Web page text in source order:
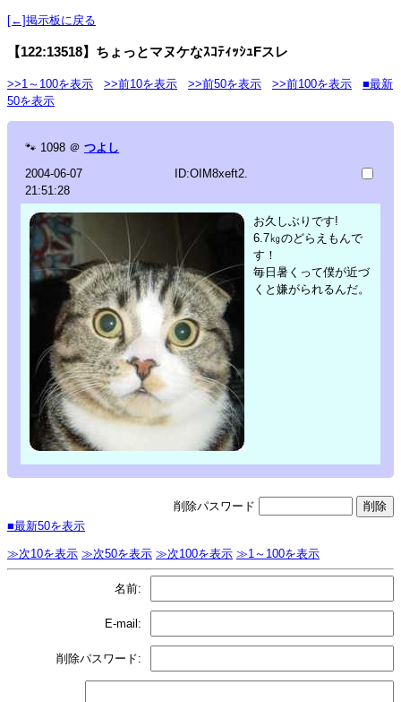
[←]掲示板に戻る
【122:13518】ちょっとマヌケなｽｺﾃｨｯｼｭFスレ
>>1～100を表示 >>前10を表示 >>前50を表示 >>前100を表示
■最新
50を表示
🐾 1098 ＠ つよし
2004-06-07
21:51:28
ID:OIM8xeft2.
お久しぶりです!
6.7㎏のどらえもんで
す！
毎日暑くって僕が近づ
くと嫌がられるんだ。
削除パスワード
■最新50を表示
≫次10を表示 ≫次50を表示 ≫次100を表示 ≫1～100を表示
名前:
E-mail:
削除パスワード: